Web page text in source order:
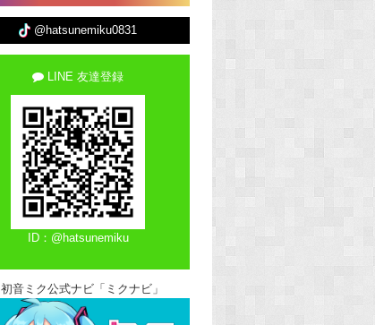
@hatsunemiku0831
LINE 友達登録
ID：@hatsunemiku
初音ミク公式ナビ「ミクナビ」